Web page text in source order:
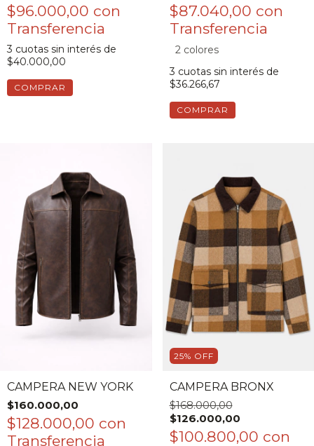
$96.000,00 con
3 cuotas sin interés de
$40.000,00
COMPRAR
$87.040,00 con
2 colores
3 cuotas sin interés de
$36.266,67
COMPRAR
CAMPERA NEW YORK
$160.000,00
$128.000,00 con
25% OFF
CAMPERA BRONX
$168.000,00
$126.000,00
$100.800,00 con